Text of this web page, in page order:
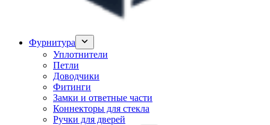
Фурнитура
Уплотнители
Петли
Доводчики
Фитинги
Замки и ответные части
Коннекторы для стекла
Ручки для дверей